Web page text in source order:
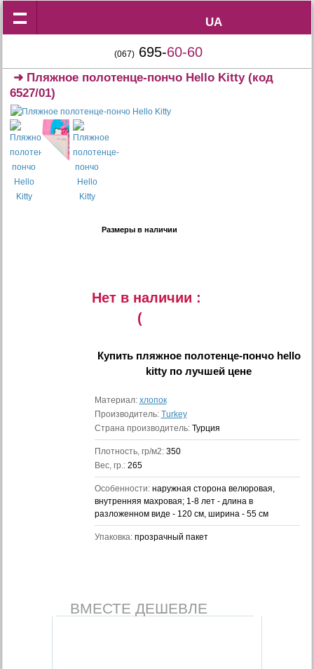
UA
UA
(067) 695-60-60
➜ Пляжное полотенце-пончо Hello Kitty(код
6527/01)
Размеры в наличии
Нет в наличии :
(
Купить пляжное полотенце-пончо hello
kittyпо лучшей цене
Материал: хлопок
Производитель: Turkey
Страна производитель: Турция
Плотность, гр/м2: 350
Вес, гр.: 265
Особенности: наружная сторона велюровая,
внутренняя махровая; 1-8 лет - длина в
разложенном виде - 120 см, ширина - 55 см
Упаковка: прозрачный пакет
ВМЕСТЕ ДЕШЕВЛЕ